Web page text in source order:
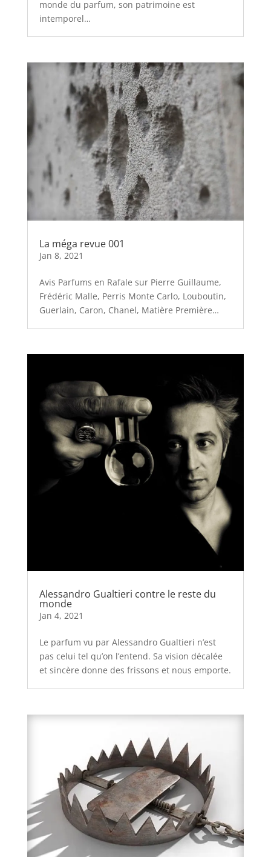
monde du parfum, son patrimoine est
intemporel…
La méga revue 001
Jan 8, 2021
Avis Parfums en Rafale sur Pierre Guillaume,
Frédéric Malle, Perris Monte Carlo, Louboutin,
Guerlain, Caron, Chanel, Matière Première…
Alessandro Gualtieri contre le reste du
monde
Jan 4, 2021
Le parfum vu par Alessandro Gualtieri n’est
pas celui tel qu’on l’entend. Sa vision décalée
et sincère donne des frissons et nous emporte.